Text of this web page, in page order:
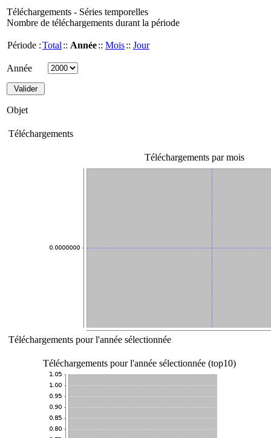
Téléchargements - Séries temporelles
Nombre de téléchargements durant la période
Période :Total :: Année:: Mois:: Jour
Année
Objet
Téléchargements
Téléchargements par mois
Téléchargements pour l'année sélectionnée
Téléchargements pour l'année sélectionnée (top10)